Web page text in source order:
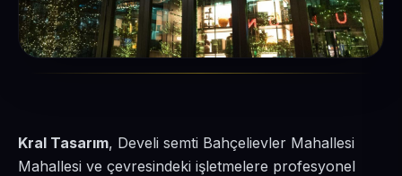
Kral Tasarım, Develi semti Bahçelievler Mahallesi
Mahallesi ve çevresindeki işletmelere profesyonel